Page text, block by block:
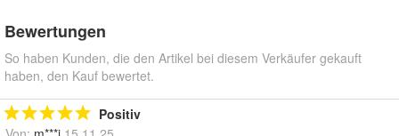
Bewertungen
So haben Kunden, die den Artikel bei diesem Verkäufer gekauft
haben, den Kauf bewertet.
Positiv